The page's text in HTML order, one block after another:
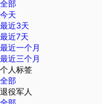
全部
今天
最近3天
最近7天
最近一个月
最近三个月
个人标签
全部
退役军人